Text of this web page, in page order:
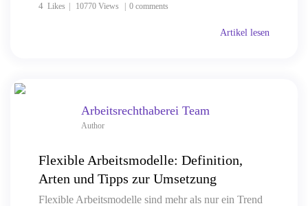
4 Likes 10770 Views 0 comments
Artikel lesen
Arbeitsrechthaberei Team
Author
Flexible Arbeitsmodelle: Definition,
Arten und Tipps zur Umsetzung
Flexible Arbeitsmodelle sind mehr als nur ein Trend